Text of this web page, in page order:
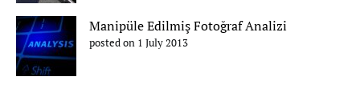
Manipüle Edilmiş Fotoğraf Analizi
posted on 1 July 2013